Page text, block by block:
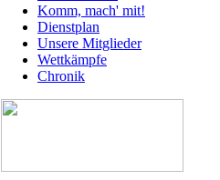
Komm, mach' mit!
Dienstplan
Unsere Mitglieder
Wettkämpfe
Chronik